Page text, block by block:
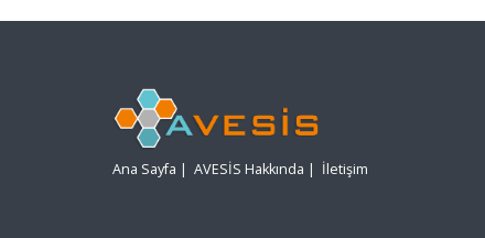
Ana Sayfa | AVESİS Hakkında | İletişim